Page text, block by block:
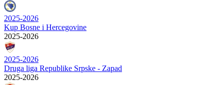
2025-2026
Kup Bosne i Hercegovine
2025-2026
2025-2026
Druga liga Republike Srpske - Zapad
2025-2026